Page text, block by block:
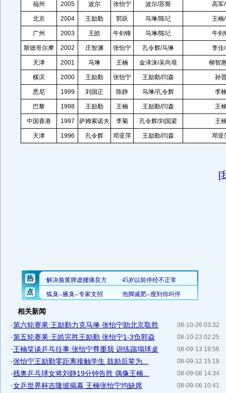
福州 2005 波尔 张怡宁 波尔/苏斯 高军
北京 2004 王励勤 郭跃 马琳/陈玘 王楠
广州 2003 王皓 牛剑锋 马琳/陈玘 牛剑
斯德哥尔摩 2002 庄智渊 张怡宁 孔令辉/马琳 李佳
天津 2001 马琳 王楠 金泽洙/吴尚垠 柳智
横滨 2000 王励勤 张怡宁 王励勤/闫森 孙
悉尼 1999 刘国正 陈静 马琳/孔令辉 李
巴黎 1998 王励勤 王楠 王励勤/闫森 王
中国香港 1997 萨姆索诺夫 李菊 孔令辉/刘国梁 王
天津 1996 孔令辉 邓亚萍 王励勤/闫森 邓亚
[
相关新闻
08-10-26 03:32
·第六轮赛果:王励勤力克马琳 张怡宁助北京取胜
08-10-23 02:25
·第五轮赛果:王皓完胜王励勤 张怡宁1-3负郭焱
08-09-13 18:56
·王楠笑谈乒乓往事:张怡宁尊重我 训练踹塌球桌
08-09-12 15:18
·张怡宁王励勤零距离接触学生 鼓励后辈为...
08-09-08 14:34
·残奥乒乓球女将刘静19分钟告胜 偶像王楠...
08-09-06 10:41
·女乒世界杯吉隆坡揭幕 王楠张怡宁均缺席